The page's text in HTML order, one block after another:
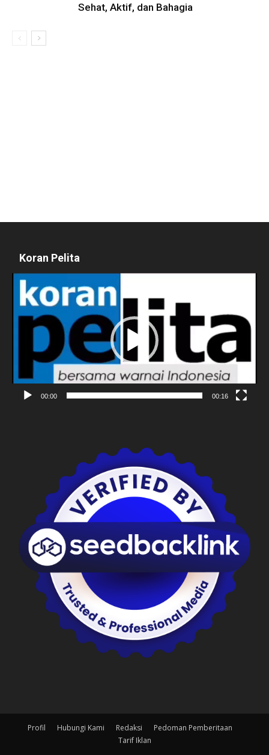
Sehat, Aktif, dan Bahagia
Koran Pelita
Pemutar
Video
00:00 00:16
Profil Hubungi Kami Redaksi
Pedoman Pemberitaan
Tarif Iklan